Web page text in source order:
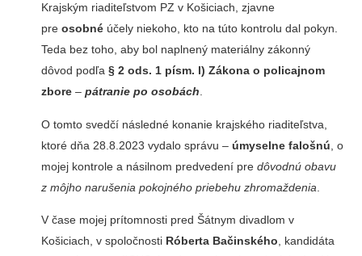
Krajským riaditeľstvom PZ v Košiciach, zjavne
pre osobnéúčely niekoho, kto na túto kontrolu dal pokyn.
Teda bez toho, aby bol naplnený materiálny zákonný
dôvod podľa § 2 ods. 1 písm. l) Zákona o policajnom
zbore– pátranie po osobách.
O tomto svedčí následné konanie krajského riaditeľstva,
ktoré dňa 28.8.2023 vydalo správu – úmyselne falošnú , o
mojej kontrole a násilnom predvedení pre dôvodnú obavu
z môjho narušenia pokojného priebehu zhromaždenia
V čase mojej prítomnosti pred Šátnym divadlom v
Košiciach, v spoločnosti Róberta Bačinského , kandidáta